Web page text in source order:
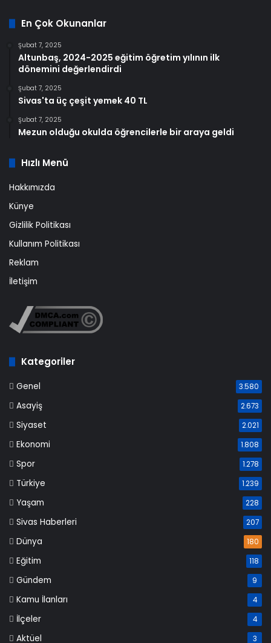
En Çok Okunanlar
Şubat 7, 2025
Altunbaş, 2024-2025 eğitim öğretim yılının ilk
dönemini değerlendirdi
Şubat 7, 2025
Sivas'ta üç çeşit yemek 40 TL
Şubat 7, 2025
Mezun olduğu okulda öğrencilerle bir araya geldi
Hızlı Menü
Hakkımızda
Künye
Gizlilik Politikası
Kullanım Politikası
Reklam
İletişim
Kategoriler
Genel 3.580
Asayiş 2.673
Siyaset 2.021
Ekonomi 1.808
Spor 1.278
Türkiye 1.239
Yaşam 228
Sivas Haberleri 207
Dünya 180
Eğitim 118
Gündem 9
Kamu İlanları 4
İlçeler 4
Aktüel 3